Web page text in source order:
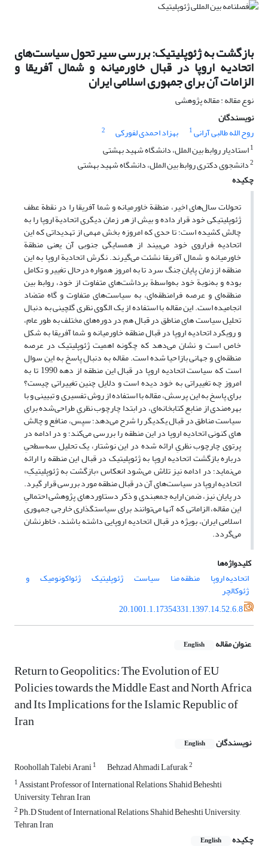
بازگشت به ژئوپلیتیک: بررسی سیر تحول سیاست‌های
اتحادیه اروپا در قبال خاورمیانه و شمال آفریقا و
الزامات آن برای جمهوری اسلامی ایران
نوع مقاله : مقاله پژوهشی
نویسندگان
روح الله طالبی آرانی1 بهزاد احمدی لفورکی
2
1استادیار روابط بین الملل، دانشگاه شهید بهشتی
2دانشجوی دکتری روابط بین الملل، دانشگاه شهید بهشتی
چکیده
تحولات سال‌های اخیر، منطقة خاورمیانه و شما آفریقا را در نقطة عطف
ژئوپلیتیکی خود قرار داده و بیش از هر زمان دیگری اتحادیة اروپا را به
چالش کشیده است؛ تا حدی که امروزه بخش مهمی از تهدیداتی که این
اتحادیه فراروی خود می‌بیند از همسایگی جنوبی آن یعنی منطقة
خاورمیانه و شمال آفریقا نشئت می‌گیرند. نگرش اتحادیة اروپا به این
منطقه از زمان پایان جنگ سرد تا به امروز همواره درحال تغییر و تکامل
بوده و به‌نوبة‌ خود به‌واسطة برداشت‌های متفاوت از خود، روابط بین
منطقه‌ای و عرصه فرامنطقه‌ای، به سیاست‌های متفاوت و گاه متضاد
انجامیده است. این مقاله با استفاده از یک الگوی نظری گلچینی به دنبال
تحلیل سیاست های مناطق در قبال هم در دوره‌های مختلف به طور عام،
و رویکرد اتحادیه اروپا در قبال منطقه خاورمیانه و شما آفریقا به شکل
خاص است و نشان می‌دهد که چگونه اهمیت ژئوپلیتیک در عرصه
منطقه‌ای و جهانی بازاحیا شده است. مقاله به دنبال پاسخ به این سوال
است که سیاست اتحادیه اروپا در قبال این منطقه از دهه 1990 تا به
امروز چه تغییراتی به خود دیده است و دلایل چنین تغییراتی چیست؟
برای پاسخ به این پرسش، مقاله با استفاده از روش تفسیری و تبیینی و با
بهره‌مندی از منابع کتابخانه‌ای، در ابتدا چارچوب نظریِ طراحی‌شده برای
سیاست مناطق در قبال یکدیگر را شرح می‌دهد؛ سپس، منافع و چالش
های کنونی اتحادیه اروپا در این منطقه را بررسی می‌کند‌؛ و در ادامه در
پرتوی چارچوب نظریِ ارائه شده در این نوشتار، یک تحلیل سه‌سطحیِ
درباره بازگشت اتحادیه اروپا به ژئوپلیتیک در قبال این منطقه را ارائه
می‌نماید؛ در ادامه نیز تلاش می‌شود انعکاس «بازگشت به ژئوپلیتیکِ»
اتحادیه اروپا در سیاست‌های آن در قبال منطقه مورد بررسی قرار گیرد.
در پایان نیز، ضمن ارایه جمعبندی و ذکر دستاوردهای پژوهشی احتمالیِ
این مقاله، الزاماتی که آنها می‌توانند برای سیاستگذاری خارجی جمهوری
اسلامی ایران، بویژه در قبال اتحادیه اروپایی داشته باشند، خاطرنشان
می‌گردد.
کلیدواژه‌ها
اتحادیه اروپا
منطقه منا سیاست ژئوپلیتیک ژئواکونومیک و
ژئوکالچر
20.1001.1.17354331.1397.14.52.6.8
عنوان مقاله English
Return to Geopolitics: The Evolution of EU
Policies towards the Middle East and North Africa
and Its Implications for the Islamic Republic of
Iran
نویسندگان English
Roohollah Talebi Arani1 Behzad Ahmadi Lafurak2
1Assistant Professor of International Relations, Shahid Beheshti
University, Tehran, Iran
2Ph.D Student of International Relations, Shahid Beheshti University,
Tehran, Iran
چکیده
English